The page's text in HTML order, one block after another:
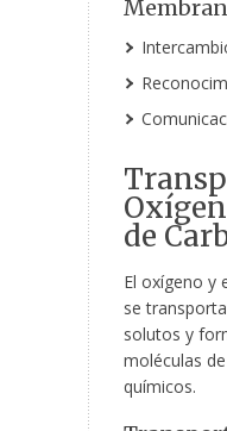
de
El oxígeno y
se
solutos y
moléculas
químicos.